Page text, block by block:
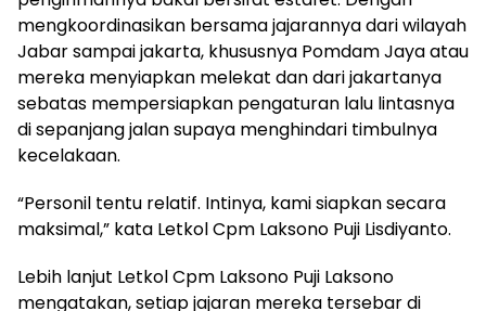
mengkoordinasikan bersama jajarannya dari wilayah
Jabar sampai jakarta, khususnya Pomdam Jaya atau
mereka menyiapkan melekat dan dari jakartanya
sebatas mempersiapkan pengaturan lalu lintasnya
di sepanjang jalan supaya menghindari timbulnya
kecelakaan.
“Personil tentu relatif. Intinya, kami siapkan secara
maksimal,” kata Letkol Cpm Laksono Puji Lisdiyanto.
Lebih lanjut Letkol Cpm Laksono Puji Laksono
mengatakan, setiap jajaran mereka tersebar di